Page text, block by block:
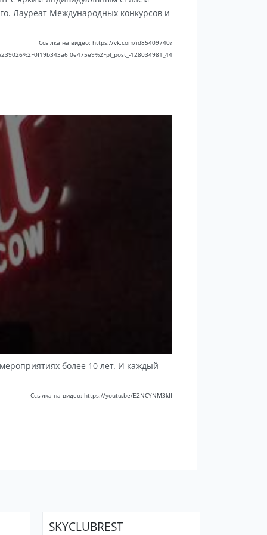
Лауреат Международных конкурсов и
Ссылка на видео: https://vk.com/id85409740?
128034981_44
более 10 лет. И каждый
Ссылка на видео: https://youtu.be/E2NCYNM3kII
SKYCLUBREST